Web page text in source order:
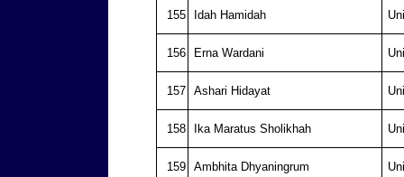
155 Idah Hamidah
156 Erna Wardani
157 Ashari Hidayat
158 Ika Maratus Sholikhah
159 Ambhita Dhyaningrum